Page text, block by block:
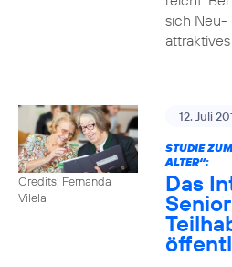
sich Neu-
Credits: Fernanda
Vilela
12. Juli
STUDIE
ALTER“:
Das